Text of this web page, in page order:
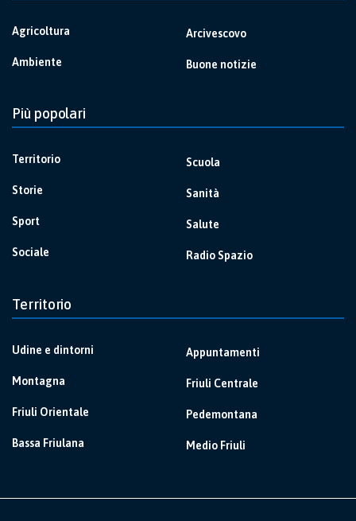
Agricoltura
Ambiente
Arcivescovo
Buone notizie
Più popolari
Territorio
Storie
Sport
Sociale
Scuola
Sanità
Salute
Radio Spazio
Territorio
Udine e dintorni
Montagna
Friuli Orientale
Bassa Friulana
Appuntamenti
Friuli Centrale
Pedemontana
Medio Friuli